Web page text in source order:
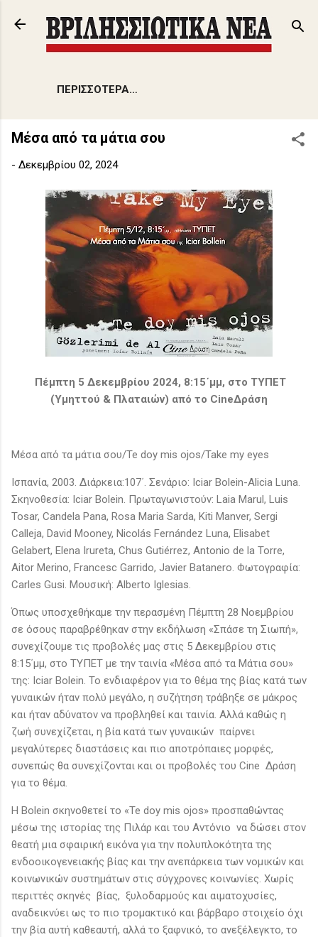
Μετάβαση στο κύριο περιεχόμενο
ΠΕΡΙΣΣΌΤΕΡΑ…
Μέσα από τα μάτια σου
- Δεκεμβρίου 02, 2024
Πέμπτη 5 Δεκεμβρίου 2024, 8:15΄μμ, στο ΤΥΠΕΤ
(Υμηττού & Πλαταιών) από το CineΔράση
Μέσα από τα μάτια σου/Te doy mis ojos/Take my eyes
Ισπανία, 2003. Διάρκεια:107΄. Σενάριο: Iciar Bolein-Alicia Luna.
Σκηνοθεσία: Iciar Bolein. Πρωταγωνιστούν: Laia Marul, Luis
Tosar, Candela Pana, Rosa Maria Sarda, Kiti Manver, Sergi
Calleja, David Mooney, Nicolás Fernández Luna, Elisabet
Gelabert, Elena Irureta, Chus Gutiérrez, Antonio de la Torre,
Aitor Merino, Francesc Garrido, Javier Batanero. Φωτογραφία:
Carles Gusi. Μουσική: Alberto Iglesias.
Όπως υποσχεθήκαμε την περασμένη Πέμπτη 28 Νοεμβρίου
σε όσους παραβρέθηκαν στην εκδήλωση «Σπάσε τη Σιωπή»,
συνεχίζουμε τις προβολές μας στις 5 Δεκεμβρίου στις
8:15΄μμ, στο ΤΥΠΕΤ με την ταινία «Μέσα από τα Μάτια σου»
της: Iciar Bolein. Το ενδιαφέρον για το θέμα της βίας κατά των
γυναικών ήταν πολύ μεγάλο, η συζήτηση τράβηξε σε μάκρος
και ήταν αδύνατον να προβληθεί και ταινία. Αλλά καθώς η
ζωή συνεχίζεται, η βία κατά των γυναικών παίρνει
μεγαλύτερες διαστάσεις και πιο αποτρόπαιες μορφές,
συνεπώς θα συνεχίζονται και οι προβολές του Cine Δράση
για το θέμα.
Η Bolein σκηνοθετεί το «Te doy mis ojos» προσπαθώντας
μέσω της ιστορίας της Πιλάρ και του Αντόνιο να δώσει στον
θεατή μια σφαιρική εικόνα για την πολυπλοκότητα της
ενδοοικογενειακής βίας και την ανεπάρκεια των νομικών και
κοινωνικών συστημάτων στις σύγχρονες κοινωνίες. Χωρίς
περιττές σκηνές βίας, ξυλοδαρμούς και αιματοχυσίες,
αναδεικνύει ως το πιο τρομακτικό και βάρβαρο στοιχείο όχι
την βία αυτή καθεαυτή, αλλά το ξαφνικό, το ανεξέλεγκτο, το